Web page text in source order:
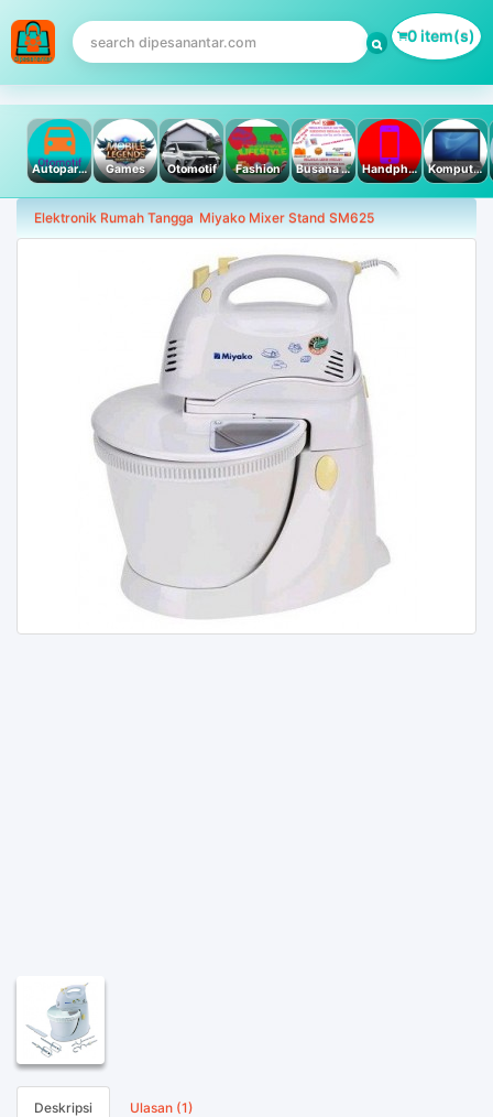
0 item(s)
Autoparts Games Otomotif Fashion Busana Muslim Handphone & Tablet Komputer PC & Laptop
Elektronik Rumah Tangga Miyako Mixer Stand SM625
Deskripsi Ulasan (1)